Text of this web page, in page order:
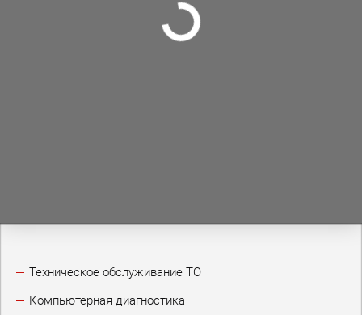
Техническое обслуживание ТО
Компьютерная диагностика